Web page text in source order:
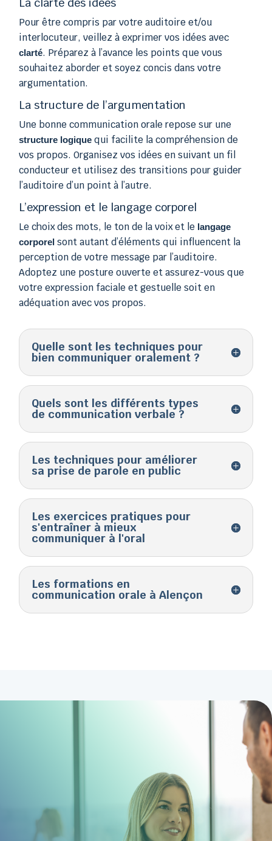
Pour être compris par votre auditoire et/ou
interlocuteur, veillez à exprimer vos idées avec
clarté. Préparez à l’avance les points que vous
souhaitez aborder et soyez concis dans votre
argumentation.
La structure de l’argumentation
Une bonne communication orale repose sur une
structure logique qui facilite la compréhension de
vos propos. Organisez vos idées en suivant un fil
conducteur et utilisez des transitions pour guider
l’auditoire d’un point à l’autre.
L’expression et le langage corporel
Le choix des mots, le ton de la voix et le langage
corporel sont autant d’éléments qui influencent la
perception de votre message par l’auditoire.
Adoptez une posture ouverte et assurez-vous que
votre expression faciale et gestuelle soit en
adéquation avec vos propos.
Quelle sont les techniques pour
bien communiquer oralement ?
Quels sont les différents types
de communication verbale ?
Les techniques pour améliorer
sa prise de parole en public
Les exercices pratiques pour
s'entraîner à mieux
communiquer à l'oral
Les formations en
communication orale à Alençon